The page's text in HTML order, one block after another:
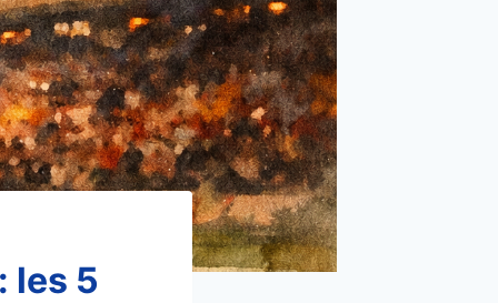
les 5